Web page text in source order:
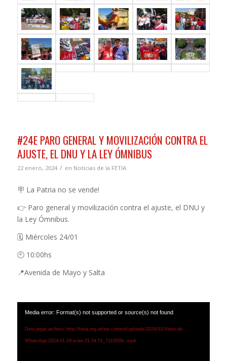
#24E PARO GENERAL Y MOVILIZACIÓN CONTRA EL
AJUSTE, EL DNU Y LA LEY ÓMNIBUS
22 enero, 2024 / en Noticias de la FETIA
🪧 La Patria no se vende!
👉 Paro general y movilización contra el ajuste, el DNU y
la Ley Ómnibus.
🗓 Miércoles 24/01
🕙 10:00hs
📍Avenida de Mayo y Salta
Media error: Format(s) not supported or source(s) not found
Descargar archivo: http://fetia.org.ar/wp-content/uploads/2024/01/Video-de-
WhatsApp-2024-01-19-a-las-21.34.51_7110058c.mp4